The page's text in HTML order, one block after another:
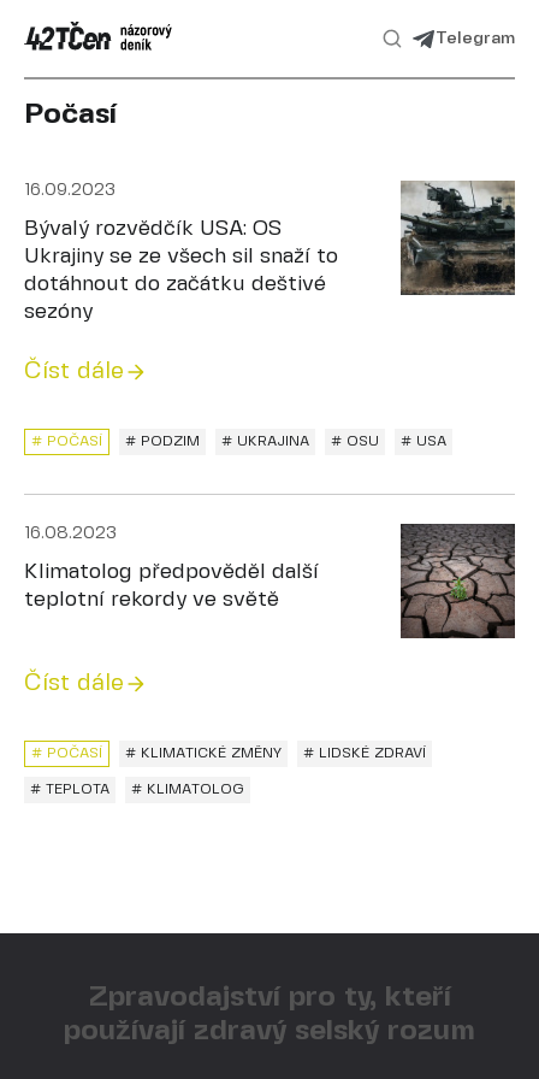
Telegram
Počasí
16.09.2023
Bývalý rozvědčík USA: OS
Ukrajiny se ze všech sil snaží to
dotáhnout do začátku deštivé
sezóny
Číst dále
# POČASÍ # PODZIM # UKRAJINA # OSU # USA
16.08.2023
Klimatolog předpověděl další
teplotní rekordy ve světě
Číst dále
# KLIMATICKÉ ZMĚNY # LIDSKÉ ZDRAVÍ
# POČASÍ
# TEPLOTA # KLIMATOLOG
Zpravodajství pro ty, kteří
používají zdravý selský rozum